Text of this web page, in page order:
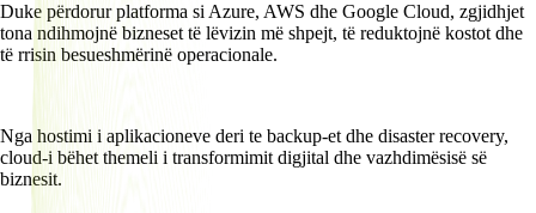
Duke përdorur platforma si Azure, AWS dhe Google Cloud, zgjidhjet
tona ndihmojnë bizneset të lëvizin më shpejt, të reduktojnë kostot dhe
të rrisin besueshmërinë operacionale.
Nga hostimi i aplikacioneve deri te backup-et dhe disaster recovery,
cloud-i bëhet themeli i transformimit digjital dhe vazhdimësisë së
biznesit.